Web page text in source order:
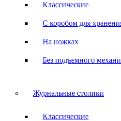
Классические
С коробом для
На ножках
Без подъемного
Журнальные столики
Классические